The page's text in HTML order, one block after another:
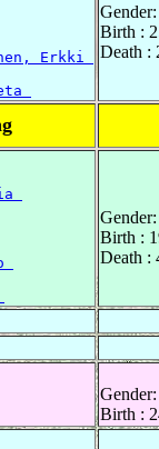
Erkki
Birth :
Death :
Birth :
Death :
Birth :